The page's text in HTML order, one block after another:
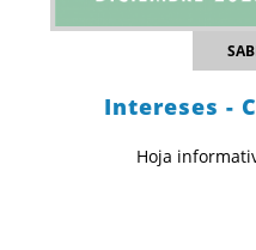
Intereses -
Hoja